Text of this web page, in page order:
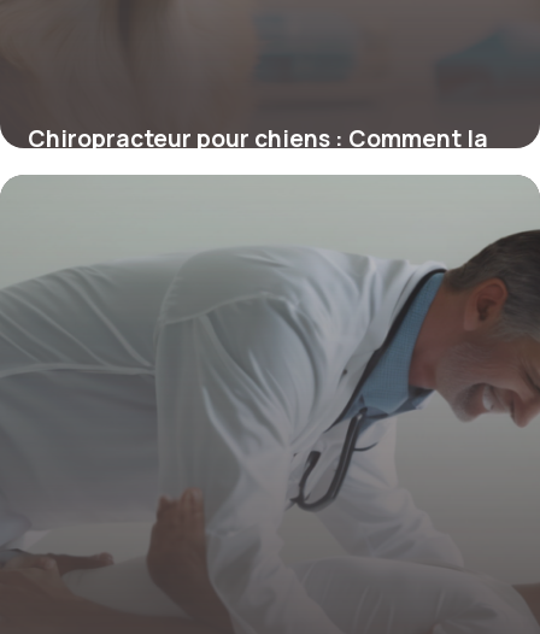
Chiropracteur pour chiens : Comment la
chiropraxie transforme la santé canine